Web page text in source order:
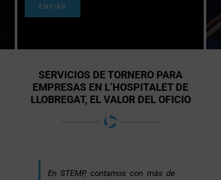
ENVIAR
SERVICIOS DE TORNERO PARA
EMPRESAS EN L’HOSPITALET DE
LLOBREGAT, EL VALOR DEL OFICIO
En STEMP, contamos con más de